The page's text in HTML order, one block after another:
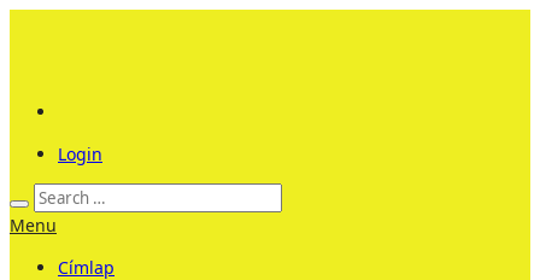
Login
Menu
Címlap